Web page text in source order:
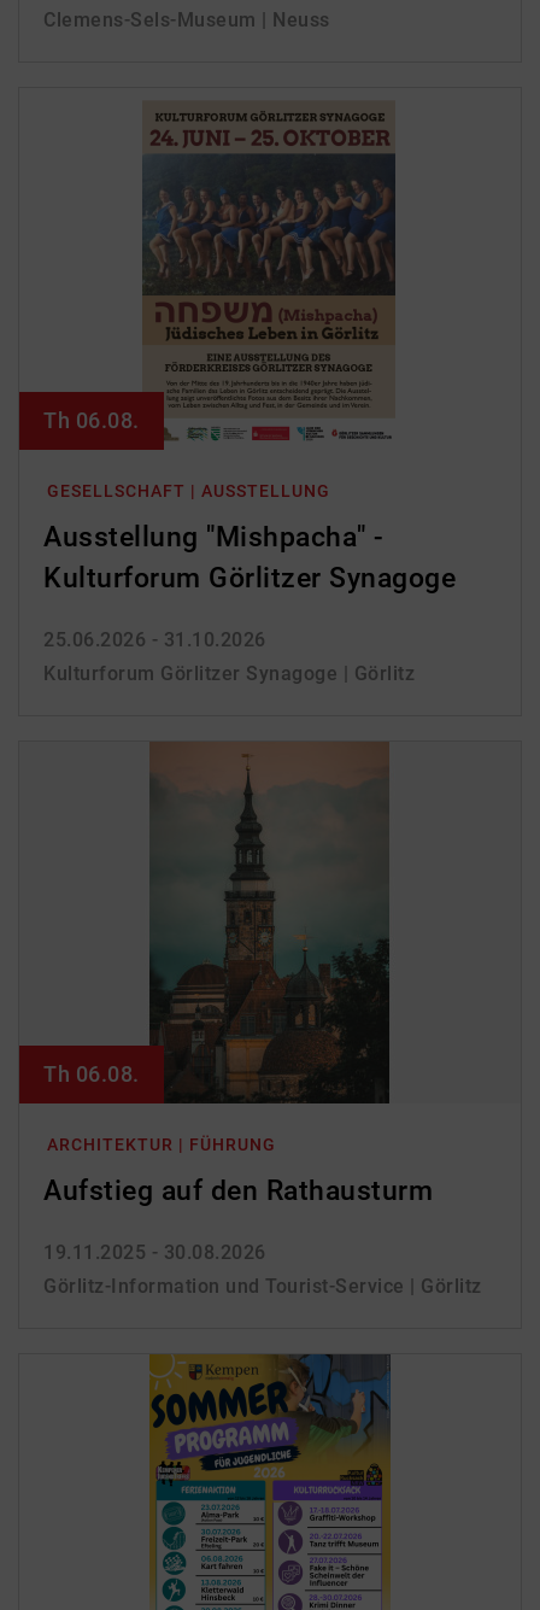
Clemens-Sels-Museum | Neuss
GESELLSCHAFT | AUSSTELLUNG
Ausstellung "Mishpacha" -
Kulturforum Görlitzer Synagoge
25.06.2026 - 31.10.2026
Kulturforum Görlitzer Synagoge | Görlitz
Th 06.08.
ARCHITEKTUR | FÜHRUNG
Aufstieg auf den Rathausturm
19.11.2025 - 30.08.2026
Görlitz-Information und Tourist-Service | Görlitz
Th 06.08.